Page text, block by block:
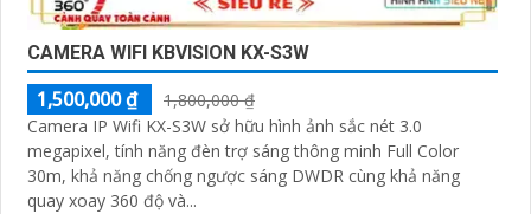
CAMERA WIFI KBVISION KX-S3W
1,500,000 ₫
1,800,000 ₫
Camera IP Wifi KX-S3W sở hữu hình ảnh sắc nét 3.0
megapixel, tính năng đèn trợ sáng thông minh Full Color
30m, khả năng chống ngược sáng DWDR cùng khả năng
quay xoay 360 độ và...